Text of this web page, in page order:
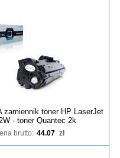
zamiennik toner HP LaserJet
- toner Quantec 2k
brutto: 44.07 zł